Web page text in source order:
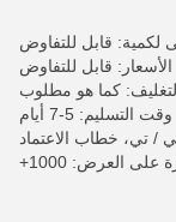
لكمية: قابل للتفاوض
الأسعار: قابل للتفاوض
كما هو مطلوب
وقت التسليم: 5-7 أيام
/ تي، خطاب الاعتماد
على العرض: 1000+